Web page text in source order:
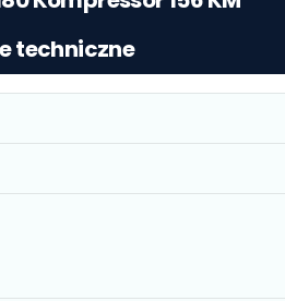
techniczne